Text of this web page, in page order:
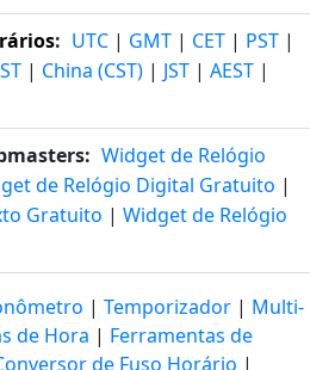
: UTC | GMT | CET | PST |
| China (CST) | JST | AEST |
Widget de Relógio
de Relógio Digital Gratuito |
Gratuito | Widget de Relógio
| Temporizador | Multi-
de Hora | Ferramentas de
de Fuso Horário |